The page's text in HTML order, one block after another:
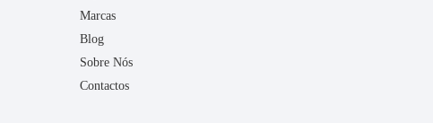
Marcas
Blog
Sobre Nós
Contactos